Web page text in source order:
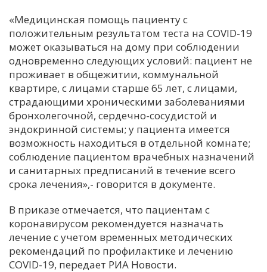
Е
И
К
М
Н
С
Т
У
Ч
«Медицинская помощь пациенту с
положительным результатом теста на COVID-19
может оказываться на дому при соблюдении
одновременно следующих условий: пациент не
проживает в общежитии, коммунальной
квартире, с лицами старше 65 лет, с лицами,
страдающими хроническими заболеваниями
бронхолегочной, сердечно-сосудистой и
эндокринной системы; у пациента имеется
возможность находиться в отдельной комнате;
соблюдение пациентом врачебных назначений
и санитарных предписаний в течение всего
срока лечения»,- говорится в документе.
В приказе отмечается, что пациентам с
коронавирусом рекомендуется назначать
лечение с учетом временных методических
рекомендаций по профилактике и лечению
COVID-19, передает РИА Новости.